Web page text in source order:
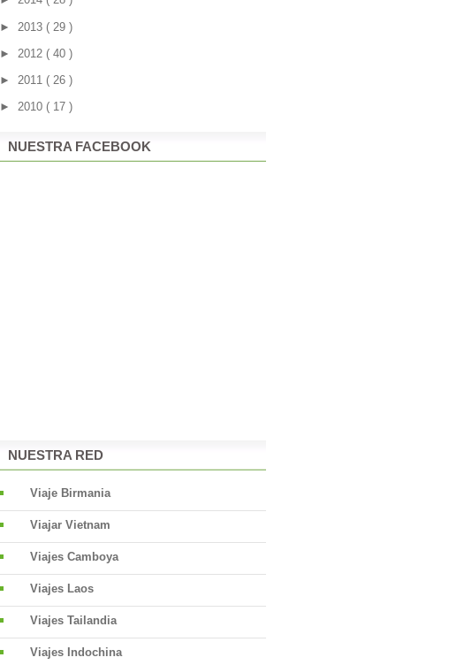
► 2013 ( 29 )
► 2012 ( 40 )
► 2011 ( 26 )
► 2010 ( 17 )
NUESTRA FACEBOOK
NUESTRA RED
Viaje Birmania
Viajar Vietnam
Viajes Camboya
Viajes Laos
Viajes Tailandia
Viajes Indochina